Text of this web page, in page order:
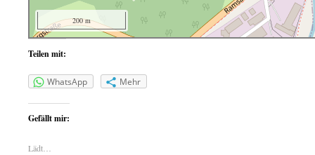
200 m
Teilen mit:
WhatsApp Mehr
Gefällt mir:
Lädt…